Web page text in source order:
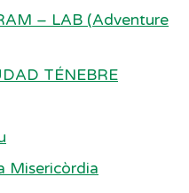
– LAB (Adventure
TÉNEBRE
Misericòrdia